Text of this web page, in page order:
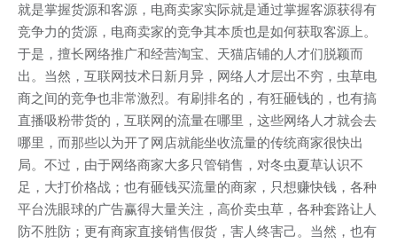
就是掌握货源和客源，电商卖家实际就是通过掌握客源获得有
竞争力的货源，电商卖家的竞争其本质也是如何获取客源上。
于是，擅长网络推广和经营淘宝、天猫店铺的人才们脱颖而
出。当然，互联网技术日新月异，网络人才层出不穷，虫草电
商之间的竞争也非常激烈。有刷排名的，有狂砸钱的，也有搞
直播吸粉带货的，互联网的流量在哪里，这些网络人才就会去
哪里，而那些以为开了网店就能坐收流量的传统商家很快出
局。不过，由于网络商家大多只管销售，对冬虫夏草认识不
足，大打价格战；也有砸钱买流量的商家，只想赚快钱，各种
平台洗眼球的广告赢得大量关注，高价卖虫草，各种套路让人
防不胜防；更有商家直接销售假货，害人终害己。当然，也有